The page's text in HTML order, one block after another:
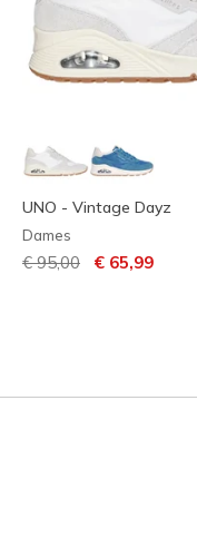
UNO - Vintage Dayz
Dames
Prijs verlaagd van
€ 95,00 naar
€ 65,99